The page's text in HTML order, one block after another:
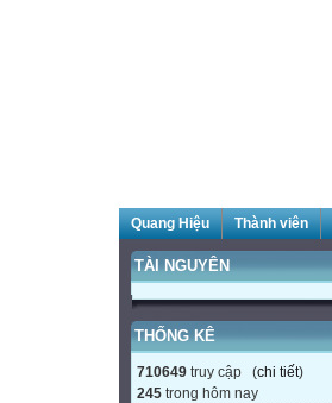
Quang Hiệu Thành viên
TÀI NGUYÊN
THỐNG KÊ
710649 truy cập (chi tiết)
245 trong hôm nay